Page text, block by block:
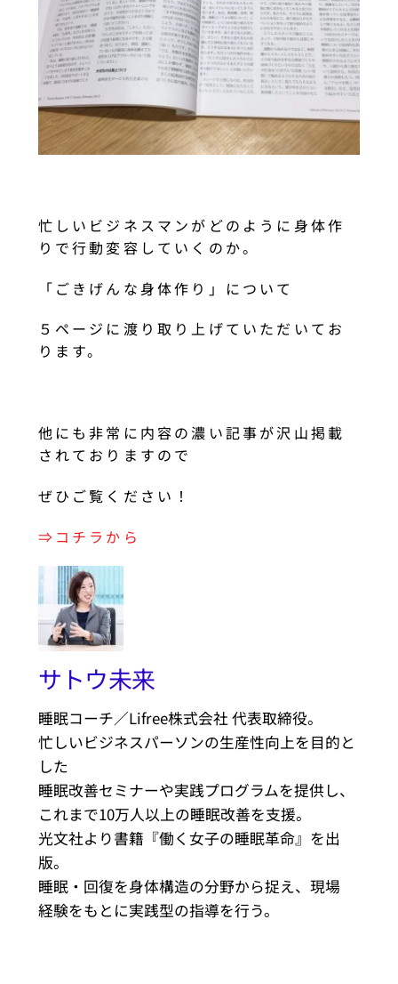
忙しいビジネスマンがどのように身体作
りで行動変容していくのか。
「ごきげんな身体作り」について
５ページに渡り取り上げていただいてお
ります。
他にも非常に内容の濃い記事が沢山掲載
されておりますので
ぜひご覧ください！
⇒コチラから
サトウ未来
睡眠コーチ／Lifree株式会社 代表取締役。
忙しいビジネスパーソンの生産性向上を目的と
した
睡眠改善セミナーや実践プログラムを提供し、
これまで10万人以上の睡眠改善を支援。
光文社より書籍『働く女子の睡眠革命』を出
版。
睡眠・回復を身体構造の分野から捉え、現場
経験をもとに実践型の指導を行う。